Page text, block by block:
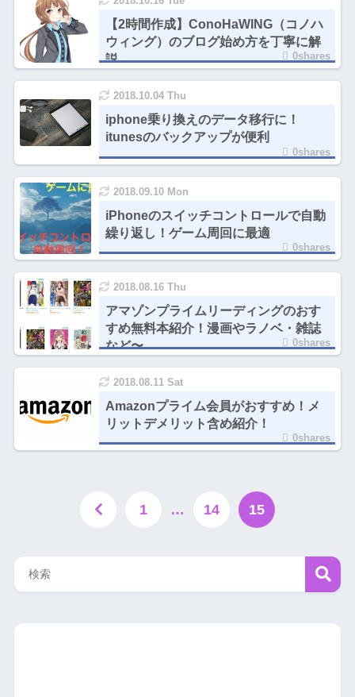
【2時間作成】ConoHaWING（コノハ
ウィング）のブログ始め方を丁寧に解
説
0shares
2018.10.04 Thu
iphone乗り換えのデータ移行に！
itunesのバックアップが便利
0shares
2018.09.10 Mon
iPhoneのスイッチコントロールで自動
繰り返し！ゲーム周回に最適
0shares
2018.08.16 Thu
アマゾンプライムリーディングのおす
すめ無料本紹介！漫画やラノベ・雑誌
など〜
0shares
2018.08.11 Sat
Amazonプライム会員がおすすめ！メ
リットデメリット含め紹介！
0shares
1 … 14 15